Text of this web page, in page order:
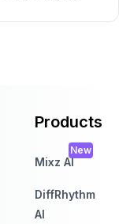
Products
Mixz AI
New
DiffRhythm
AI